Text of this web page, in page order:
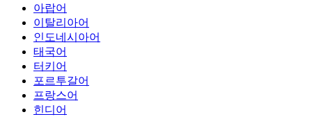
아랍어
이탈리아어
인도네시아어
태국어
터키어
포르투갈어
프랑스어
힌디어